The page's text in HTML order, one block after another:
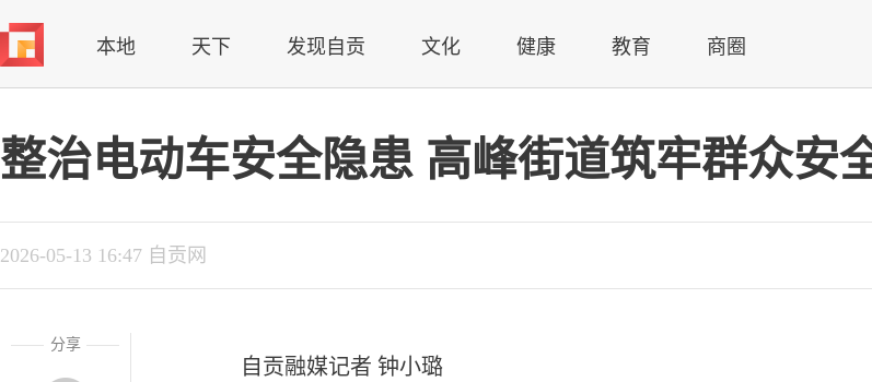
本地 天下 发现自贡 文化 健康 教育 商圈
整治电动车安全隐患 高峰街道筑牢群众安
2026-05-13 16:47 自贡网
分享
自贡融媒记者 钟小璐